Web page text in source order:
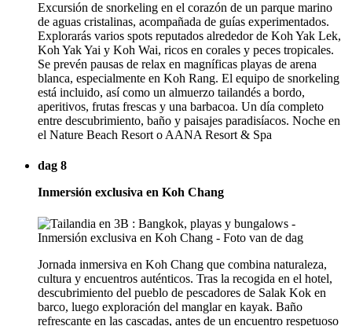
Excursión de snorkeling en el corazón de un parque marino
de aguas cristalinas, acompañada de guías experimentados.
Explorarás varios spots reputados alrededor de Koh Yak Lek,
Koh Yak Yai y Koh Wai, ricos en corales y peces tropicales.
Se prevén pausas de relax en magníficas playas de arena
blanca, especialmente en Koh Rang. El equipo de snorkeling
está incluido, así como un almuerzo tailandés a bordo,
aperitivos, frutas frescas y una barbacoa. Un día completo
entre descubrimiento, baño y paisajes paradisíacos. Noche en
el Nature Beach Resort o AANA Resort & Spa
dag 8
Inmersión exclusiva en Koh Chang
Jornada inmersiva en Koh Chang que combina naturaleza,
cultura y encuentros auténticos. Tras la recogida en el hotel,
descubrimiento del pueblo de pescadores de Salak Kok en
barco, luego exploración del manglar en kayak. Baño
refrescante en las cascadas, antes de un encuentro respetuoso